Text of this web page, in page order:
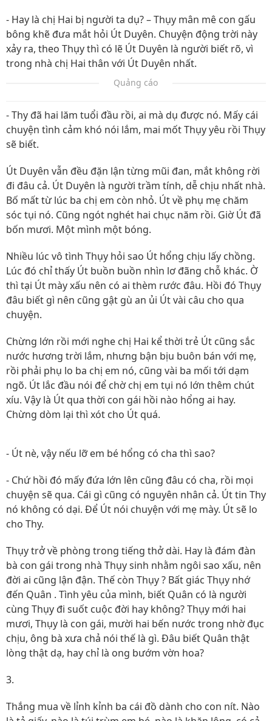
- Hay là chị Hai bị người ta dụ? – Thụy mân mê con gấu
bông khẽ đưa mắt hỏi Út Duyên. Chuyện động trời này
xảy ra, theo Thụy thì có lẽ Út Duyên là người biết rõ, vì
trong nhà chị Hai thân với Út Duyên nhất.
Quảng cáo
- Thy đã hai lăm tuổi đầu rồi, ai mà dụ được nó. Mấy cái
chuyện tình cảm khó nói lắm, mai mốt Thụy yêu rồi Thụy
sẽ biết.
Út Duyên vẫn đều đặn lận từng mũi đan, mắt không rời
đi đâu cả. Út Duyên là người trầm tính, dễ chịu nhất nhà.
Bố mất từ lúc ba chị em còn nhỏ. Út về phụ mẹ chăm
sóc tụi nó. Cũng ngót nghét hai chục năm rồi. Giờ Út đã
bốn mươi. Một mình một bóng.
Nhiều lúc vô tình Thụy hỏi sao Út hổng chịu lấy chồng.
Lúc đó chỉ thấy Út buồn buồn nhìn lơ đãng chỗ khác. Ờ
thì tại Út mày xấu nên có ai thèm rước đâu. Hồi đó Thụy
đâu biết gì nên cũng gật gù an ủi Út vài câu cho qua
chuyện.
Chừng lớn rồi mới nghe chị Hai kể thời trẻ Út cũng sắc
nước hương trời lắm, nhưng bận bịu buôn bán với mẹ,
rồi phải phụ lo ba chị em nó, cũng vài ba mối tới dạm
ngõ. Út lắc đầu nói để chờ chị em tụi nó lớn thêm chút
xíu. Vậy là Út qua thời con gái hồi nào hổng ai hay.
Chừng dòm lại thì xót cho Út quá.
- Út nè, vậy nếu lỡ em bé hổng có cha thì sao?
- Chứ hồi đó mấy đứa lớn lên cũng đâu có cha, rồi mọi
chuyện sẽ qua. Cái gì cũng có nguyên nhân cả. Út tin Thy
nó không có dại. Để Út nói chuyện với mẹ mày. Út sẽ lo
cho Thy.
Thụy trở về phòng trong tiếng thở dài. Hay là đám đàn
bà con gái trong nhà Thụy sinh nhằm ngôi sao xấu, nên
đời ai cũng lận đận. Thế còn Thụy ? Bất giác Thụy nhớ
đến Quân . Tình yêu của mình, biết Quân có là người
cùng Thụy đi suốt cuộc đời hay không? Thụy mới hai
mươi, Thụy là con gái, mười hai bến nước trong nhờ đục
chịu, ông bà xưa chả nói thế là gì. Đâu biết Quân thật
lòng thật dạ, hay chỉ là ong bướm vờn hoa?
3.
Thắng mua về lỉnh kỉnh ba cái đồ dành cho con nít. Nào